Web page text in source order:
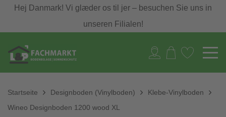
Hej Danmark! Vi glæder os til jer – besuchen Sie uns in
unseren Filialen!
Startseite Designboden (Vinylboden)
Klebe-Vinylboden
Wineo Designboden 1200 wood XL